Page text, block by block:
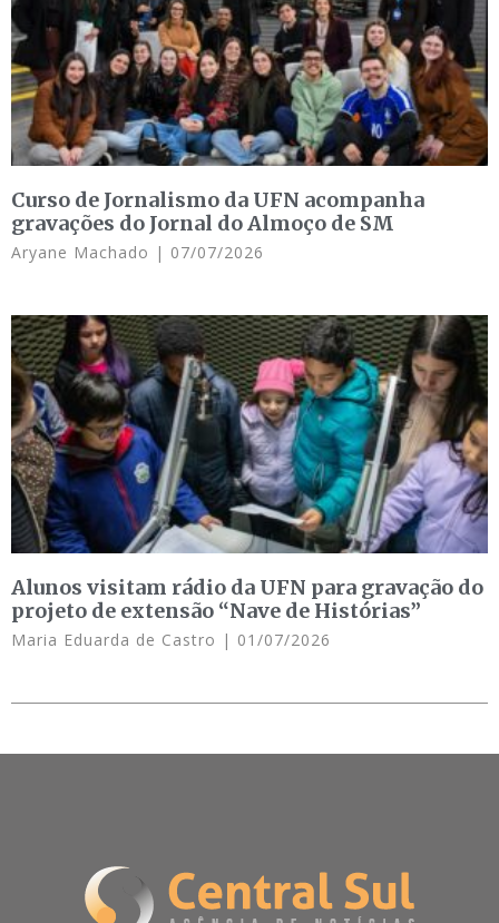
Curso de Jornalismo da UFN acompanha
gravações do Jornal do Almoço de SM
Aryane Machado 07/07/2026
Alunos visitam rádio da UFN para gravação do
projeto de extensão “Nave de Histórias”
Maria Eduarda de Castro 01/07/2026